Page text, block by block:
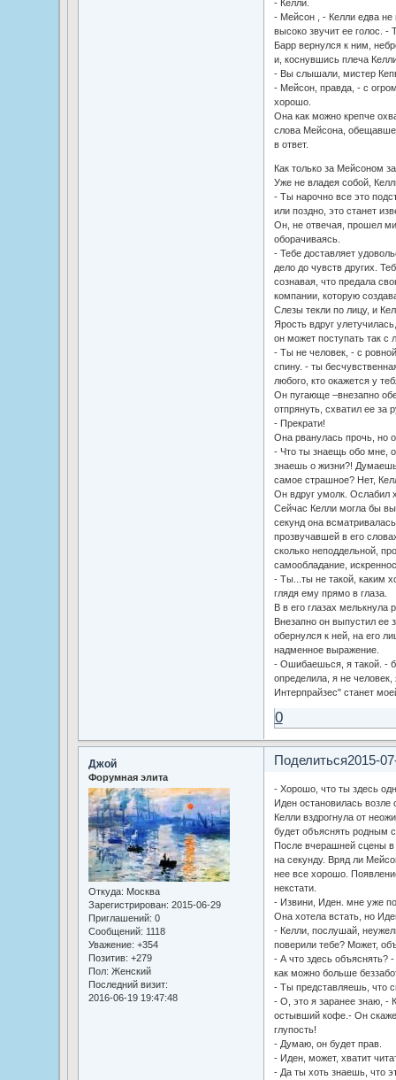
- Келли.
- Мейсон , - Келли едва
высоко звучит ее голос. -
Барр вернулся к ним,
и, коснувшись плеча
- Вы слышали, мистер
- Мейсон, правда, - с
хорошо.
Она как можно крепче
слова Мейсона,
в ответ.
Как только за Мейсоном
Уже не владея собой,
- Ты нарочно все это
или поздно, это станет
Он, не отвечая, прошел
оборачиваясь.
- Тебе доставляет
дело до чувств других.
сознавая, что предала
компании, которую
Слезы текли по лицу, и
Ярость вдруг
он может поступать так
- Ты не человек, - с
спину. - ты
любого, кто окажется у
Он пугающе –внезапно
отпрянуть, схватил ее за
- Прекрати!
Она рванулась прочь, но
- Что ты знаещь обо мне,
знаешь о жизни?!
самое страшное? Нет,
Он вдруг умолк. Ослабил
Сейчас Келли могла бы
секунд она
прозвучавшей в его
сколько неподдельной,
самообладание,
- Ты...ты не такой, каким
глядя ему прямо в глаза.
В в его глазах мелькнула
Внезапно он выпустил ее
обернулся к ней, на его
надменное выражение.
- Ошибаешься, я такой. -
определила, я не
Интерпрайзес" станет
0
Поделиться2015-
Джой
Форумная элита
Откуда: Москва
Зарегистрирован: 2015-06-29
Приглашений: 0
Сообщений: 1118
Уважение: +354
Позитив: +279
Пол: Женский
Последний визит:
2016-06-19 19:47:48
- Хорошо, что ты здесь
Иден остановилась возле
Келли вздрогнула от
будет объяснять родным
После вчерашней сцены
на секунду. Вряд ли
нее все хорошо.
некстати.
- Извини, Иден. мне уже
Она хотела встать, но
- Келли, послушай,
поверили тебе? Может,
- А что здесь объяснять?
как можно больше
- Ты представляешь, что
- О, это я заранее знаю, -
остывший кофе.- Он
глупость!
- Думаю, он будет прав.
- Иден, может, хватит
- Да ты хоть знаешь, что